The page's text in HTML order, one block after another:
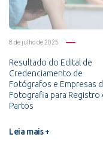
8 de julho de 2025
Resultado do Edital de
Credenciamento de
Fotógrafos e Empresas
Fotografia para Registro
Partos
Leia mais +